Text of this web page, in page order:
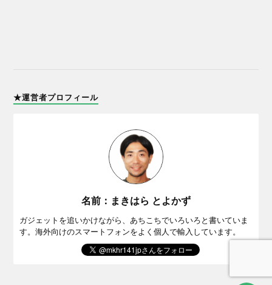
★運営者プロフィール
名前：まきはら とよかず
ガジェットを追いかけながら、あちこちでいろいろと書いていま
す。海外向けのスマートフォンをよく個人で輸入しています。